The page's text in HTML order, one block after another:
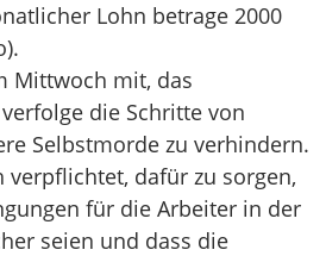
Lohn betrage 2000
Mittwoch mit, das
die Schritte von
Selbstmorde zu verhindern.
verpflichtet, dafür zu sorgen,
für die Arbeiter in der
seien und dass die